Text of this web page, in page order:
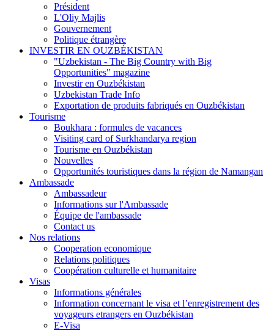
Président
L'Oliy Majlis
Gouvernement
Politique étrangère
INVESTIR EN OUZBÉKISTAN
"Uzbekistan - The Big Country with Big
Opportunities" magazine
Investir en Ouzbékistan
Uzbekistan Trade Info
Exportation de produits fabriqués en Ouzbékistan
Tourisme
Boukhara : formules de vacances
Visiting card of Surkhandarya region
Tourisme en Ouzbékistan
Nouvelles
Opportunités touristiques dans la région de Namangan
Ambassade
Ambassadeur
Informations sur l'Ambassade
Équipe de l'ambassade
Contact us
Nos relations
Cooperation economique
Relations politiques
Coopération culturelle et humanitaire
Visas
Informations générales
Information concernant le visa et l’enregistrement des
voyageurs etrangers en Ouzbékistan
E-Visa